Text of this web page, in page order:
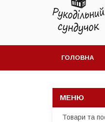
ГОЛОВНА
Товари та